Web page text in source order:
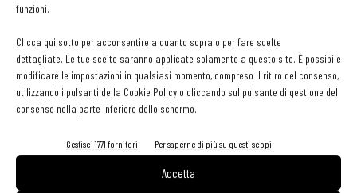
funzioni.
Clicca qui sotto per acconsentire a quanto sopra o per fare scelte
dettagliate. Le tue scelte saranno applicate solamente a questo sito. È possibile
modificare le impostazioni in qualsiasi momento, compreso il ritiro del consenso,
utilizzando i pulsanti della Cookie Policy o cliccando sul pulsante di gestione del
consenso nella parte inferiore dello schermo.
Gestisci 1771 fornitori Per saperne di più su questi scopi
Accetta